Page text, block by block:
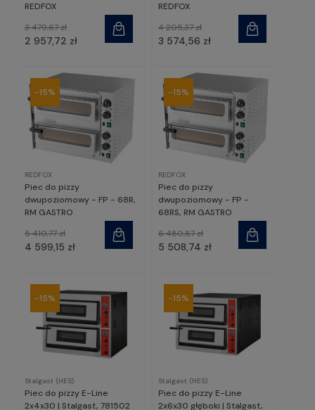
REDFOX
2 957,72 zł
3 479,67 zł
REDFOX
3 574,56 zł
4 205,37 zł
REDFOX
Piec do pizzy
dwupoziomowy - FP - 68R,
RM GASTRO
4 599,15 zł
5 410,77 zł
-15%
REDFOX
Piec do pizzy
dwupoziomowy - FP -
68RS, RM GASTRO
5 508,74 zł
6 480,87 zł
-15%
Stalgast (HES)
Piec do pizzy E-Line
2x4x30 | Stalgast, 781502
-15%
Stalgast (HES)
Piec do pizzy E-Line
2x6x30 głęboki | Stalgast,
-15%